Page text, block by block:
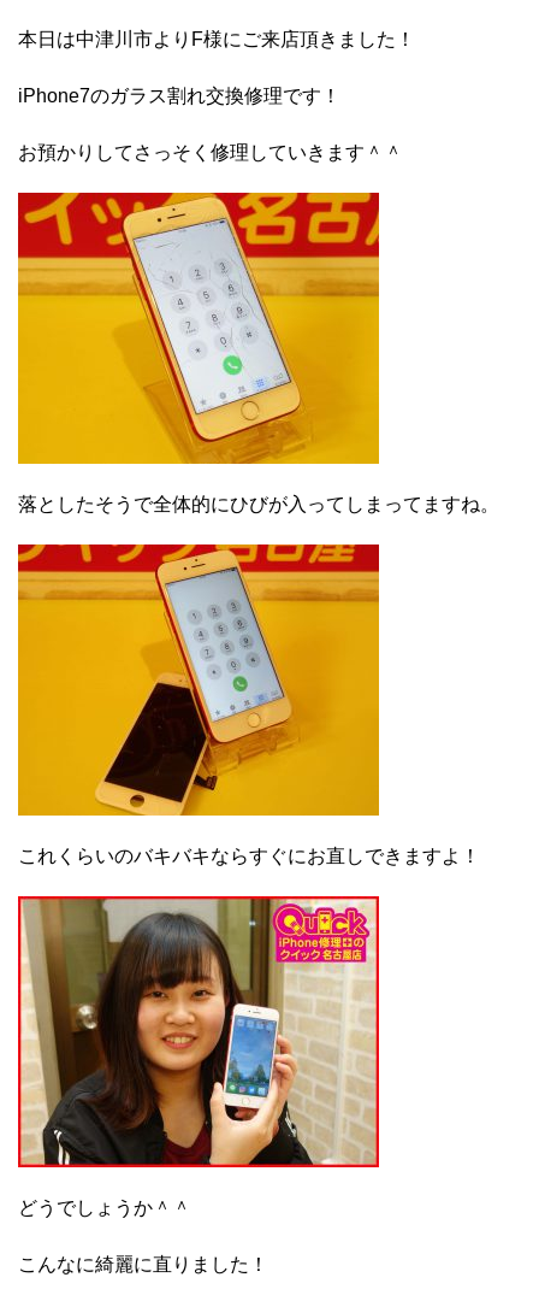
本日は中津川市よりF様にご来店頂きました！
iPhone7のガラス割れ交換修理です！
お預かりしてさっそく修理していきます＾＾
落としたそうで全体的にひびが入ってしまってますね。
これくらいのバキバキならすぐにお直しできますよ！
どうでしょうか＾＾
こんなに綺麗に直りました！